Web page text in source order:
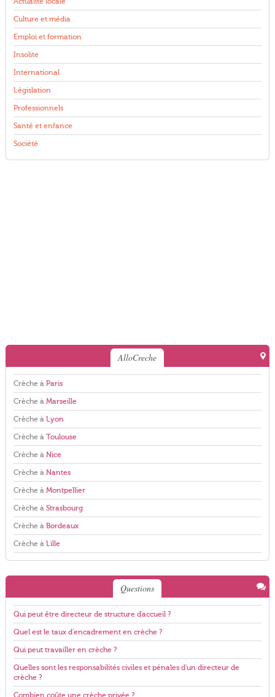
Culture et média
Emploi et formation
Insolite
International
Législation
Professionnels
Santé et enfance
Société
AlloCreche
Crèche à Paris
Crèche à Marseille
Crèche à Lyon
Crèche à Toulouse
Crèche à Nice
Crèche à Nantes
Crèche à Montpellier
Crèche à Strasbourg
Crèche à Bordeaux
Crèche à Lille
Questions
Qui peut être directeur de structure d'accueil ?
Quel est le taux d'encadrement en crèche ?
Qui peut travailler en crèche ?
Quelles sont les responsabilités civiles et pénales d'un directeur de
crèche ?
Combien coûte une crèche privée ?